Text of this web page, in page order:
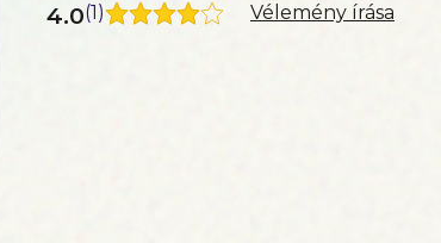
4.0(1 ) Vélemény írása